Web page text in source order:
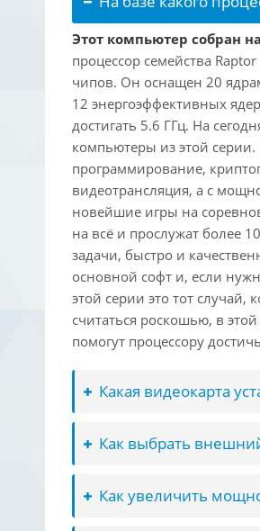
Этот компьютер собран
процессор семейства
чипов. Он оснащен 20
12 энергоэффективных
достигать 5.6 ГГц. На
компьютеры из этой
программирование,
видеотрансляция, а с
новейшие игры на
на всё и прослужат более
задачи, быстро и
основной софт и, если
этой серии это тот случай,
считаться роскошью, в
помогут процессору
Какая видеокарта
Как выбрать
Как увеличить